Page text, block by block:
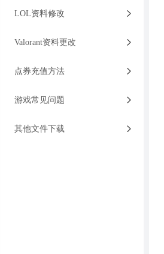
LOL资料修改
Valorant资料更改
点券充值方法
游戏常见问题
其他文件下载